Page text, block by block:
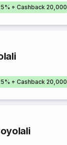
+ Cashback 20,000
+ Cashback 20,000